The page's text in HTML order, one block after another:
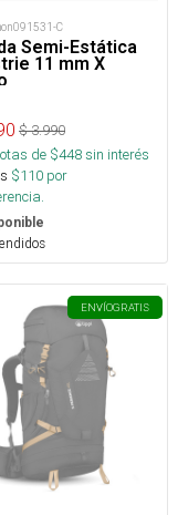
C
Semi-Estática
11 mm X
$3.990
de $448sin interés
$110 por
ENVÍOGRATIS